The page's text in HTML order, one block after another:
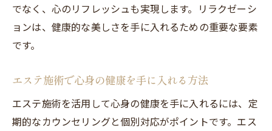
でなく、心のリフレッシュも実現します。リラクゼーシ
ョンは、健康的な美しさを手に入れるための重要な要素
です。
エステ施術で心身の健康を手に入れる方法
エステ施術を活用して心身の健康を手に入れるには、定
期的なカウンセリングと個別対応がポイントです。エス